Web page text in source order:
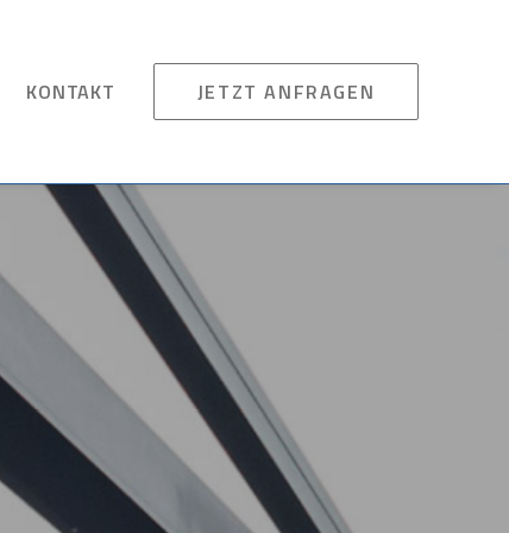
KONTAKT JETZT ANFRAGEN